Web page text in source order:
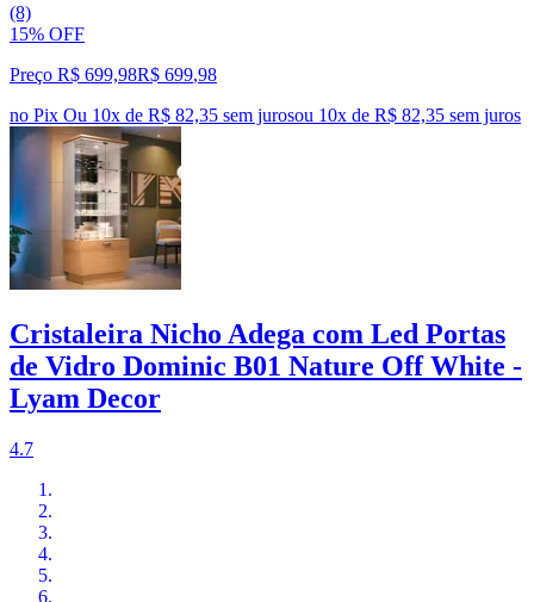
(8)
15% OFF
Preço R$ 699,98R$ 699,98
no Pix Ou 10x de R$ 82,35 sem jurosou 10x de R$ 82,35 sem juros
Cristaleira Nicho Adega com Led Portas
de Vidro Dominic B01 Nature Off White -
Lyam Decor
4.7